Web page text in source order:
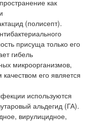
как
(полисепт).
присуща только его
гибель
микроорганизмов,
его является
используются
альдегид (ГА).
вирулицидное,